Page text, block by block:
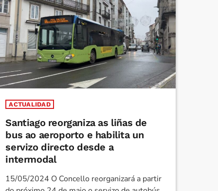
ACTUALIDAD
Santiago reorganiza as liñas de
bus ao aeroporto e habilita un
servizo directo desde a
intermodal
15/05/2024 O Concello reorganizará a partir